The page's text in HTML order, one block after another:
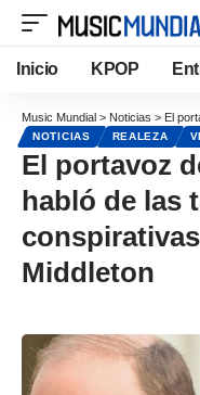
Inicio KPOP
Music Mundial > Noticias > El
NOTICIAS REALEZA
El portavoz
habló de las
Middleton